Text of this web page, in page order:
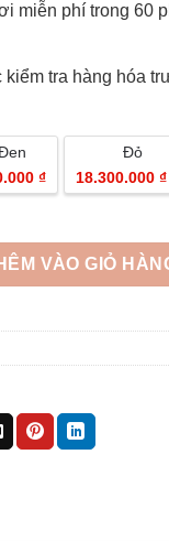
miễn phí trong 60
tra hàng hóa
₫
Đỏ
18.300.000 ₫
VÀO GIỎ